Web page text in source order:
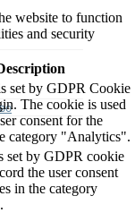
website to function
and security
set by GDPR Cookie
The cookie is used
consent for the
category "Analytics".
set by GDPR cookie
the user consent
in the category